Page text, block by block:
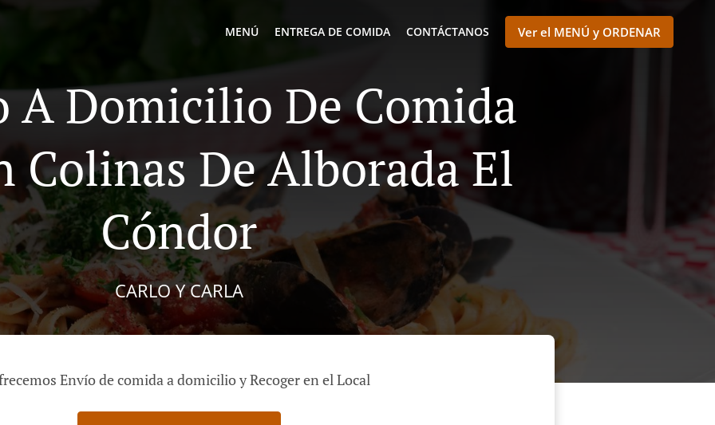
MENÚ ENTREGA DE COMIDA CONTÁCTANOS Ver el MENÚ y ORDENAR
A Domicilio De Comida
Colinas De Alborada El
Cóndor
CARLO Y CARLA
Envío de comida a domicilio y Recoger en el Local